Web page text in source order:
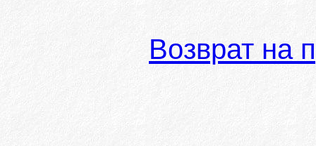
Возврат на